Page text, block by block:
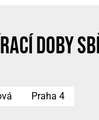
doby
Praha 4